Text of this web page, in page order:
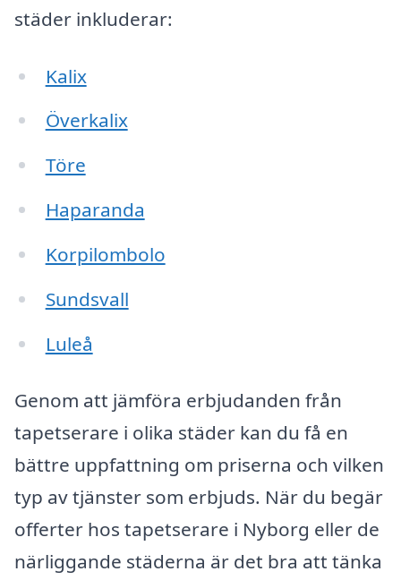
städer inkluderar:
Kalix
Överkalix
Töre
Haparanda
Korpilombolo
Sundsvall
Luleå
Genom att jämföra erbjudanden från
tapetserare i olika städer kan du få en
bättre uppfattning om priserna och vilken
typ av tjänster som erbjuds. När du begär
offerter hos tapetserare i Nyborg eller de
närliggande städerna är det bra att tänka